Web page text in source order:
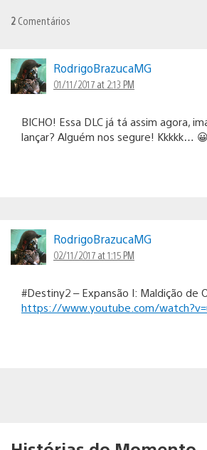
2 Comentários
RodrigoBrazucaMG
01/11/2017 at 2:13 PM
BICHO! Essa DLC já tá assim agora,
lançar? Alguém nos segure! Kkkkk…
RodrigoBrazucaMG
02/11/2017 at 1:15 PM
#Destiny2 – Expansão I: Maldição de
https://www.youtube.com/